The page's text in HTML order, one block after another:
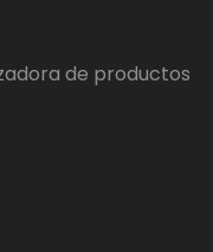
de productos